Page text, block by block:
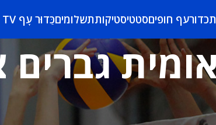
כדורעף חופיםסטטיסטיקותתשלומיםכַּדוּר עָף TV
גברים